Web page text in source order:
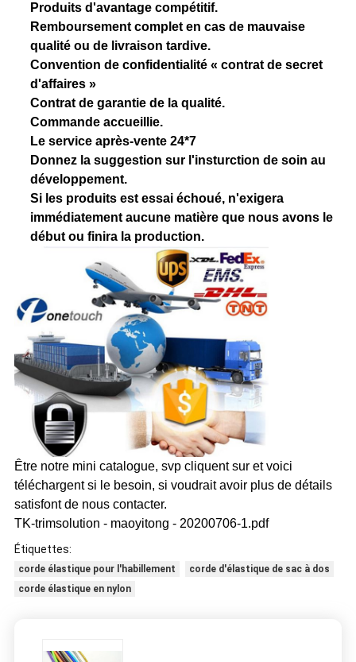
Produits d'avantage compétitif.
Remboursement complet en cas de mauvaise
qualité ou de livraison tardive.
Convention de confidentialité « contrat de secret
d'affaires »
Contrat de garantie de la qualité.
Commande accueillie.
Le service après-vente 24*7
Donnez la suggestion sur l'insturction de soin au
développement.
Si les produits est essai échoué, n'exigera
immédiatement aucune matière que nous avons le
début ou finira la production.
Être notre mini catalogue, svp cliquent sur et voici
téléchargent si le besoin, si voudrait avoir plus de détails
satisfont de nous contacter.
TK-trimsolution - maoyitong - 20200706-1.pdf
Étiquettes:
corde élastique pour l'habillement
corde d'élastique de sac à dos
corde élastique en nylon